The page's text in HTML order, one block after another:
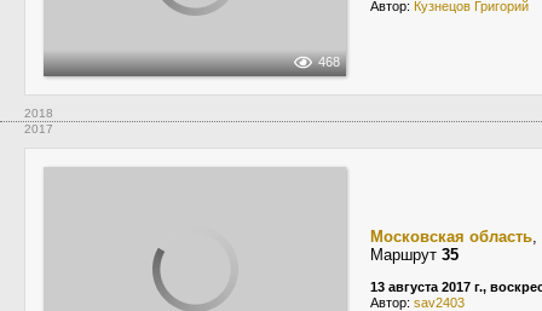
468
Автор: Кузнецов Григорий
2018
2017
Московская область,
Маршрут 35
13 августа 2017 г.,
Автор: sav2403